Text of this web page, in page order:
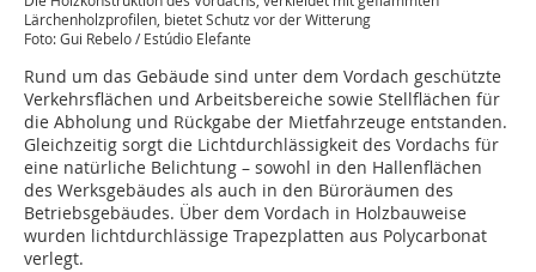
Lärchenholzprofilen, bietet Schutz vor der Witterung
Foto: Gui Rebelo / Estúdio Elefante
Rund um das Gebäude sind unter dem Vordach geschützte
Verkehrsflächen und Arbeitsbereiche sowie Stellflächen für
die Abholung und Rückgabe der Mietfahrzeuge entstanden.
Gleichzeitig sorgt die Lichtdurchlässigkeit des Vordachs für
eine natürliche Belichtung – sowohl in den Hallenflächen
des Werksgebäudes als auch in den Büroräumen des
Betriebsgebäudes. Über dem Vordach in Holzbauweise
wurden lichtdurchlässige Trapezplatten aus Polycarbonat
verlegt.